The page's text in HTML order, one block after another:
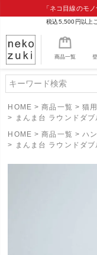
「ネコ目線のモ
税込5,500円以上
商品一覧
HOME 商品一覧 猫
まんま台 ラウンドダブ
HOME
商品一覧
ハ
まんま台 ラウンドダブ